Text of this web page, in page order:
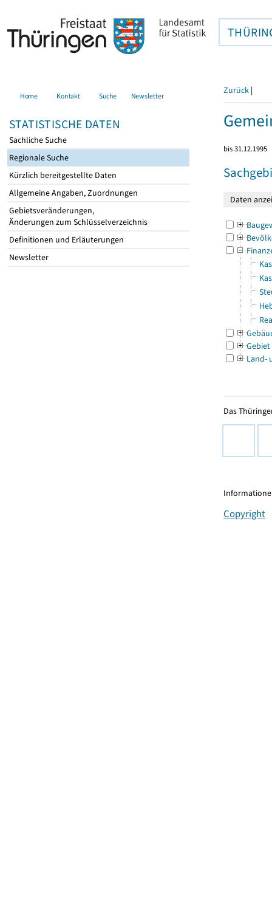
Home Kontakt Suche Newsletter
STATISTISCHE DATEN
Sachliche Suche
Regionale Suche
Kürzlich bereitgestellte Daten
Allgemeine Angaben, Zuordnungen
Gebietsveränderungen,
Änderungen zum Schlüsselverzeichnis
Definitionen und Erläuterungen
Newsletter
Zurück |
bis 31.12.1995
Gebiet
Land-
Das
Copyright